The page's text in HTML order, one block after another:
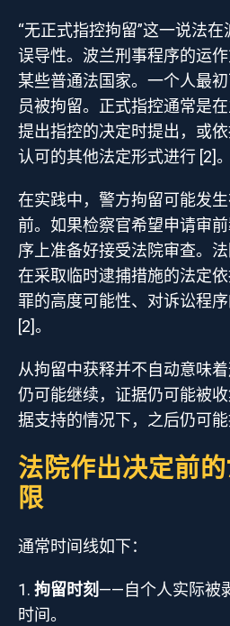
“无正式指控拘留”这一说法
误导性。波兰刑事程序的运
某些普通法国家。一个人最
员被拘留。正式指控通常是
提出指控的决定时提出，或依
认可的其他法定形式进行 [2]。
在实践中，警方拘留可能发
前。如果检察官希望申请审
序上准备好接受法院审查。
在采取临时逮捕措施的法定
罪的高度可能性、对诉讼程
[2]。
从拘留中获释并不自动意味
仍可能继续，证据仍可能被
据支持的情况下，之后仍可能
法院作出决定前
限
通常时间线如下：
拘留时刻——自个人实际被
时间。